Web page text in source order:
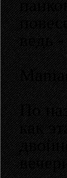
ведь
По
как